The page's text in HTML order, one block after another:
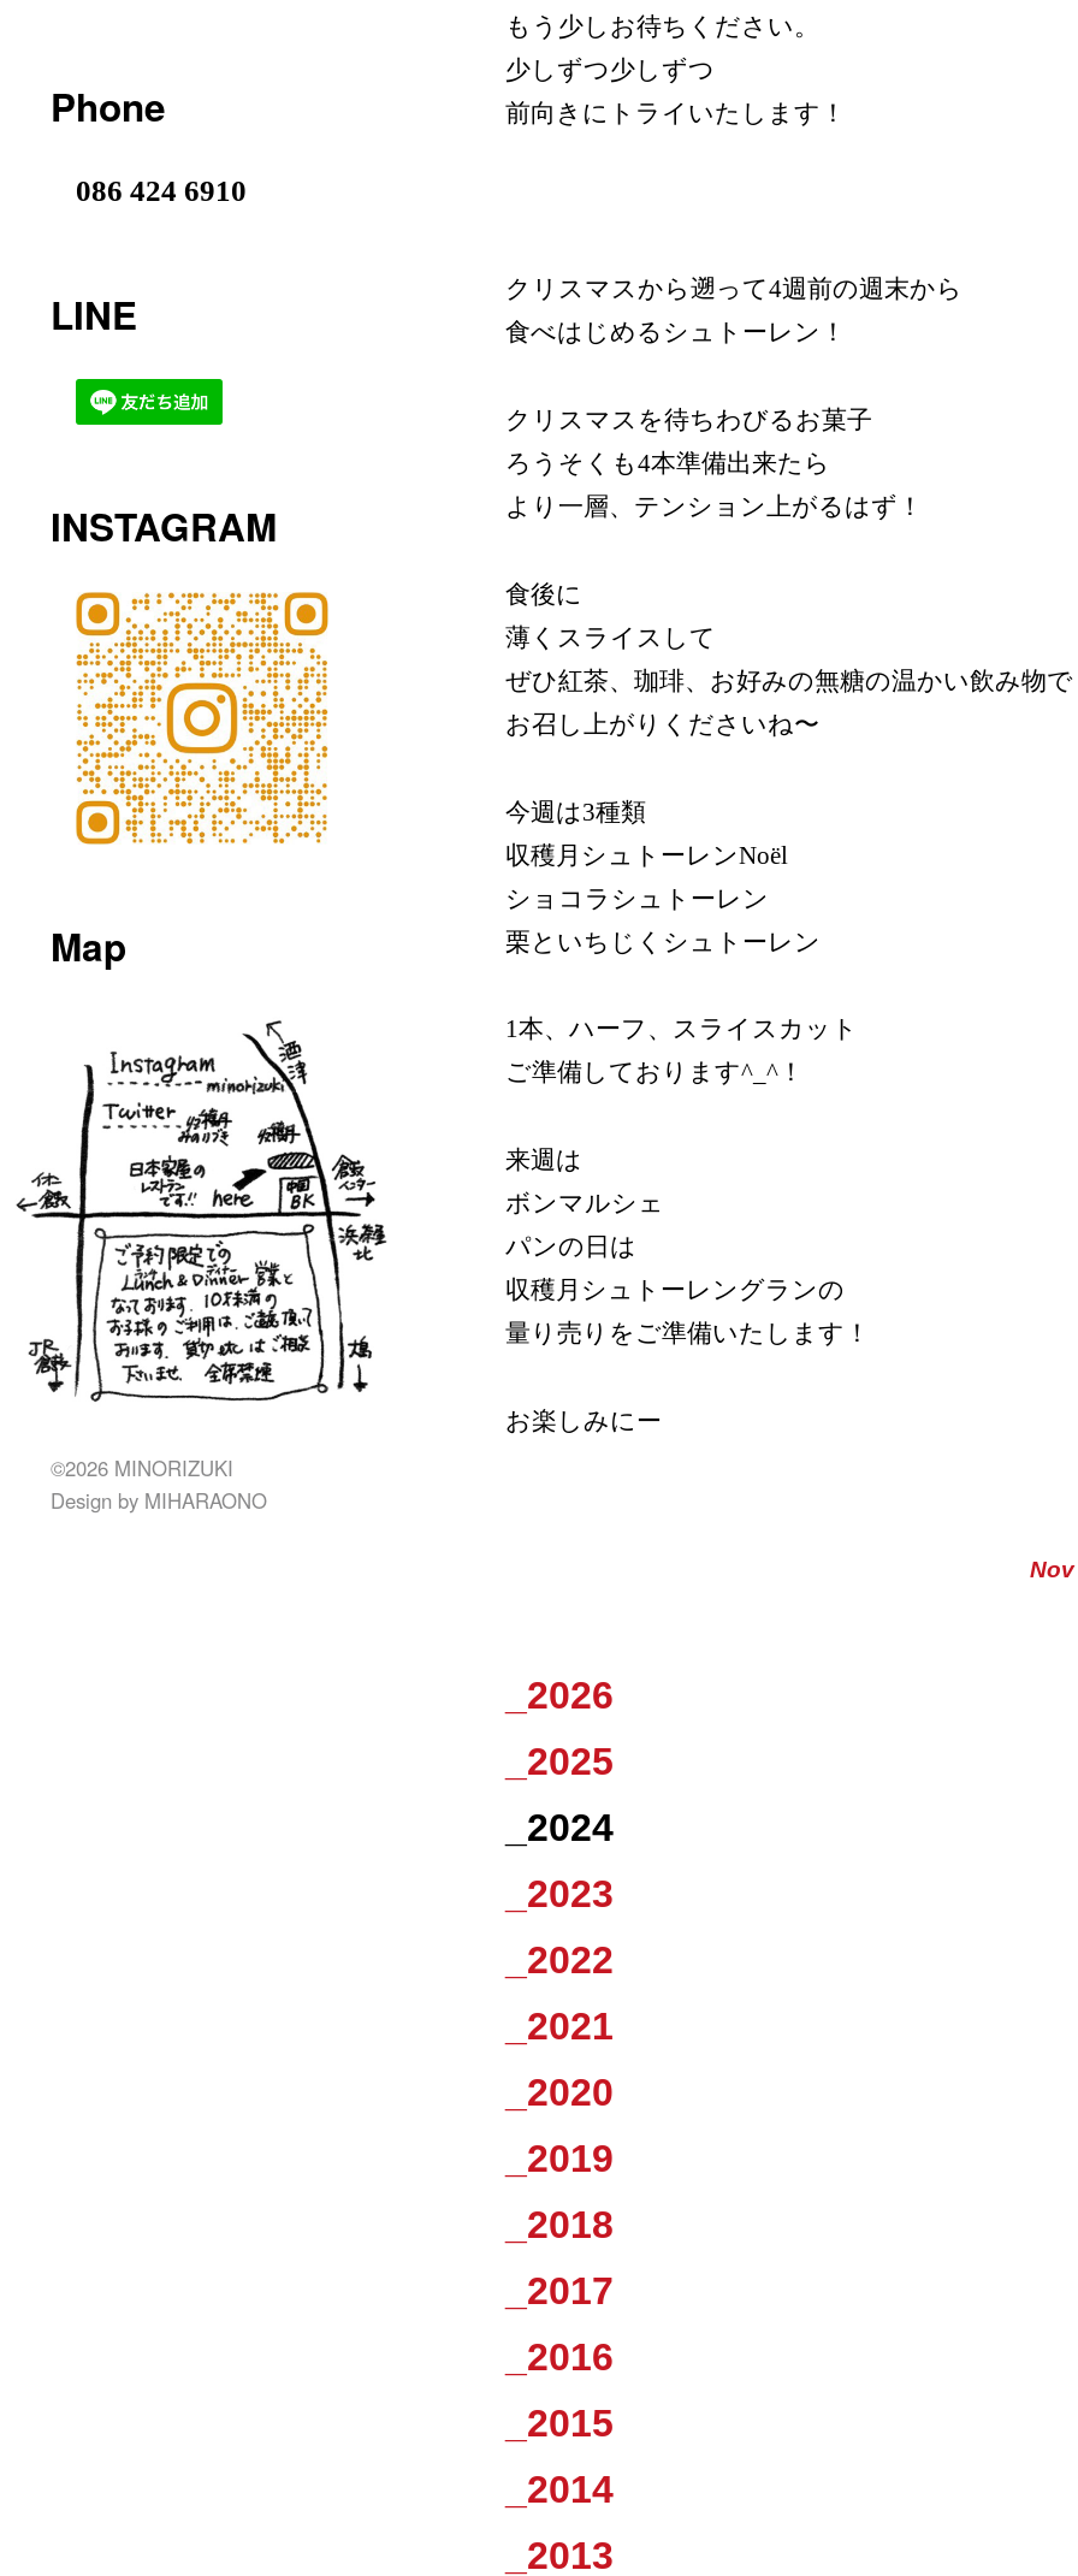
もう少しお待ちください。
少しずつ少しずつ
前向きにトライいたします！
クリスマスから遡って4週前の週末から
食べはじめるシュトーレン！
クリスマスを待ちわびるお菓子
ろうそくも4本準備出来たら
より一層、テンション上がるはず！
食後に
薄くスライスして
ぜひ紅茶、珈琲、お好みの無糖の温かい飲み物で
お召し上がりくださいね〜
今週は3種類
収穫月シュトーレンNoël
ショコラシュトーレン
栗といちじくシュトーレン
1本、ハーフ、スライスカット
ご準備しております^_^！
来週は
ボンマルシェ
パンの日は
収穫月シュトーレングランの
量り売りをご準備いたします！
お楽しみにー
Nov
_2026
_2025
_2024
_2023
_2022
_2021
_2020
_2019
_2018
_2017
_2016
_2015
_2014
_2013
Phone
086 424 6910
LINE
INSTAGRAM
Map
©2026 MINORIZUKI
Design by MIHARAONO